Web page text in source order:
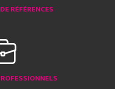
RÉFÉRENCES